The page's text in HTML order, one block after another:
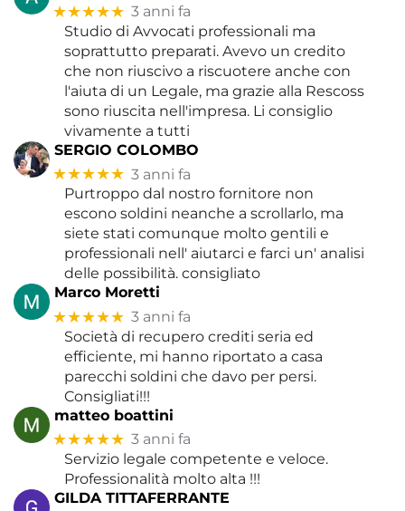
★★★★★ 3 anni fa
Studio di Avvocati professionali ma
soprattutto preparati. Avevo un credito
che non riuscivo a riscuotere anche con
l'aiuta di un Legale, ma grazie alla Rescoss
sono riuscita nell'impresa. Li consiglio
vivamente a tutti
SERGIO COLOMBO
★★★★★ 3 anni fa
Purtroppo dal nostro fornitore non
escono soldini neanche a scrollarlo, ma
siete stati comunque molto gentili e
professionali nell' aiutarci e farci un' analisi
delle possibilità. consigliato
Marco Moretti
★★★★★ 3 anni fa
Società di recupero crediti seria ed
efficiente, mi hanno riportato a casa
parecchi soldini che davo per persi.
Consigliati!!!
matteo boattini
★★★★★ 3 anni fa
Servizio legale competente e veloce.
Professionalità molto alta !!!
GILDA TITTAFERRANTE